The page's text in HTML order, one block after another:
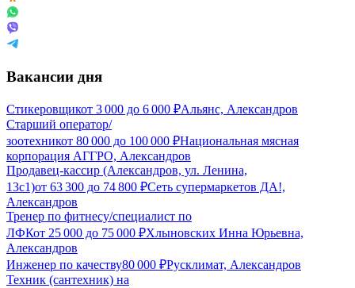
Вакансии дня
Стикеровщикот 3 000 до 6 000 ₽Альянс, Александров
Старший оператор/
зоотехникот 80 000 до 100 000 ₽Национальная мясная
корпорация АГГРО, Александров
Продавец-кассир (Александров, ул. Ленина,
13с1)от 63 300 до 74 800 ₽Сеть супермаркетов ДА!,
Александров
Тренер по фитнесу/специалист по
ЛФКот 25 000 до 75 000 ₽Хлыновских Инна Юрьевна,
Александров
Инженер по качеству80 000 ₽Русклимат, Александров
Техник (сантехник) на